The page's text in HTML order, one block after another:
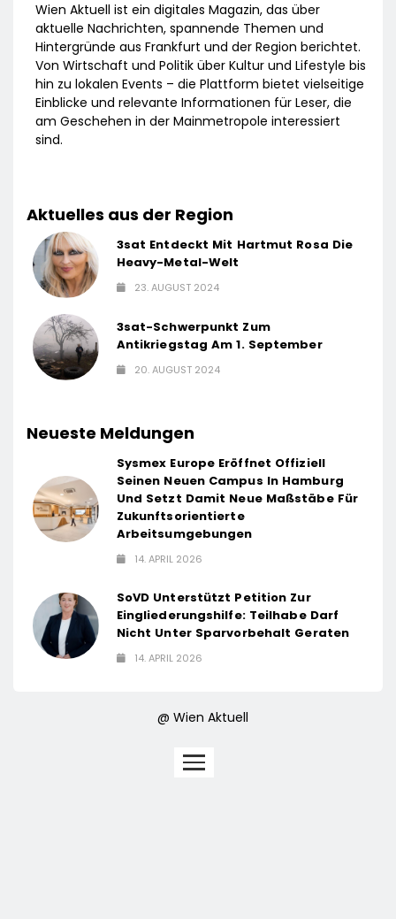
Wien Aktuell ist ein digitales Magazin, das über
aktuelle Nachrichten, spannende Themen und
Hintergründe aus Frankfurt und der Region berichtet.
Von Wirtschaft und Politik über Kultur und Lifestyle bis
hin zu lokalen Events – die Plattform bietet vielseitige
Einblicke und relevante Informationen für Leser, die
am Geschehen in der Mainmetropole interessiert
sind.
Aktuelles aus der Region
3sat Entdeckt Mit Hartmut Rosa Die
Heavy-Metal-Welt
23. AUGUST 2024
3sat-Schwerpunkt Zum
Antikriegstag Am 1. September
20. AUGUST 2024
Neueste Meldungen
Sysmex Europe Eröffnet Offiziell
Seinen Neuen Campus In Hamburg
Und Setzt Damit Neue Maßstäbe Für
Zukunftsorientierte
Arbeitsumgebungen
14. APRIL 2026
SoVD Unterstützt Petition Zur
Eingliederungshilfe: Teilhabe Darf
Nicht Unter Sparvorbehalt Geraten
14. APRIL 2026
@ Wien Aktuell